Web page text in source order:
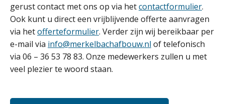
gerust contact met ons op via hetcontactformulier.
Ook kunt u direct een vrijblijvende offerte aanvragen
via hetofferteformulier. Verder zijn wij bereikbaar per
e-mail via info@merkelbachafbouw.nl of telefonisch
via 06 – 36 53 78 83. Onze medewerkers zullen u met
veel plezier te woord staan.